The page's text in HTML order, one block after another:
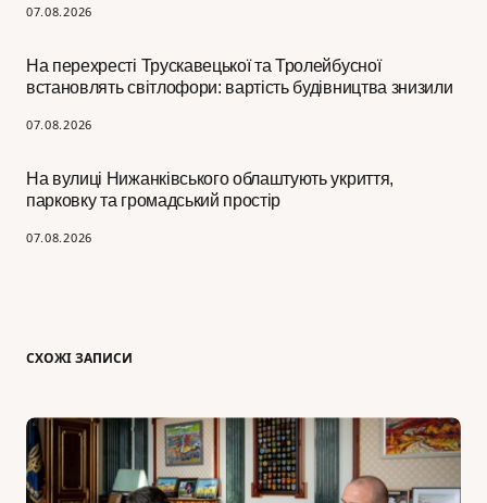
07.08.2026
На перехресті Трускавецької та Тролейбусної
встановлять світлофори: вартість будівництва знизили
07.08.2026
На вулиці Нижанківського облаштують укриття,
парковку та громадський простір
07.08.2026
СХОЖІ ЗАПИСИ